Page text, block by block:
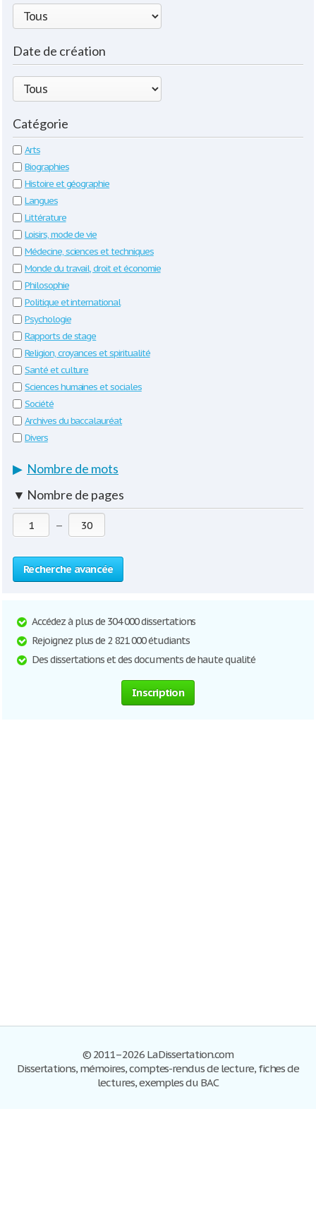
Date de création
Catégorie
Arts
Biographies
Histoire et géographie
Langues
Littérature
Loisirs, mode de vie
Médecine, sciences et techniques
Monde du travail, droit et économie
Philosophie
Politique et international
Psychologie
Rapports de stage
Religion, croyances et spiritualité
Santé et culture
Sciences humaines et sociales
Société
Archives du baccalauréat
Divers
▶ Nombre de mots
▼ Nombre de pages
—
Recherche avancée
Accédez à plus de 304 000 dissertations
Rejoignez plus de 2 821 000 étudiants
Des dissertations et des documents de haute qualité
Inscription
© 2011–2026 LaDissertation.com
Dissertations, mémoires, comptes-rendus de lecture, fiches de
lectures, exemples du BAC